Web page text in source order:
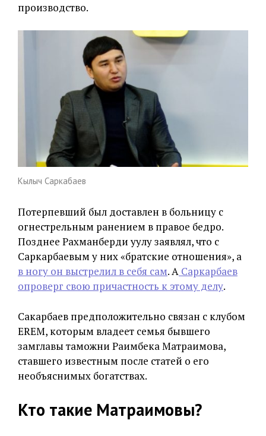
производство.
Кылыч Саркабаев
Потерпевший был доставлен в больницу с
огнестрельным ранением в правое бедро.
Позднее Рахманберди уулу заявлял, что с
Саркарбаевым у них «братские отношения», а
в ногу он выстрелил в себя сам. А Саркарбаев
опроверг свою причастность к этому делу.
Сакарбаев предположительно связан с клубом
EREM, которым владеет семья бывшего
замглавы таможни Раимбека Матраимова,
ставшего известным после статей о его
необъяснимых богатствах.
Кто такие Матраимовы?